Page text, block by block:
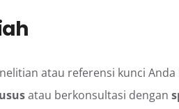
atau referensi kunci
atau berkonsultasi dengan